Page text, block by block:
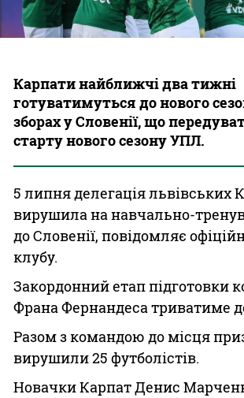
Карпати найближчі два тижні
готуватимуться до нового
зборах у Словенії, що
старту нового сезону УПЛ.
5 липня делегація львівських
вирушила на навчально-
до Словенії, повідомляє
клубу.
Закордонний етап підготовки
Франа Фернандеса триватиме
Разом з командою до місця
вирушили 25 футболістів.
Новачки Карпат Денис